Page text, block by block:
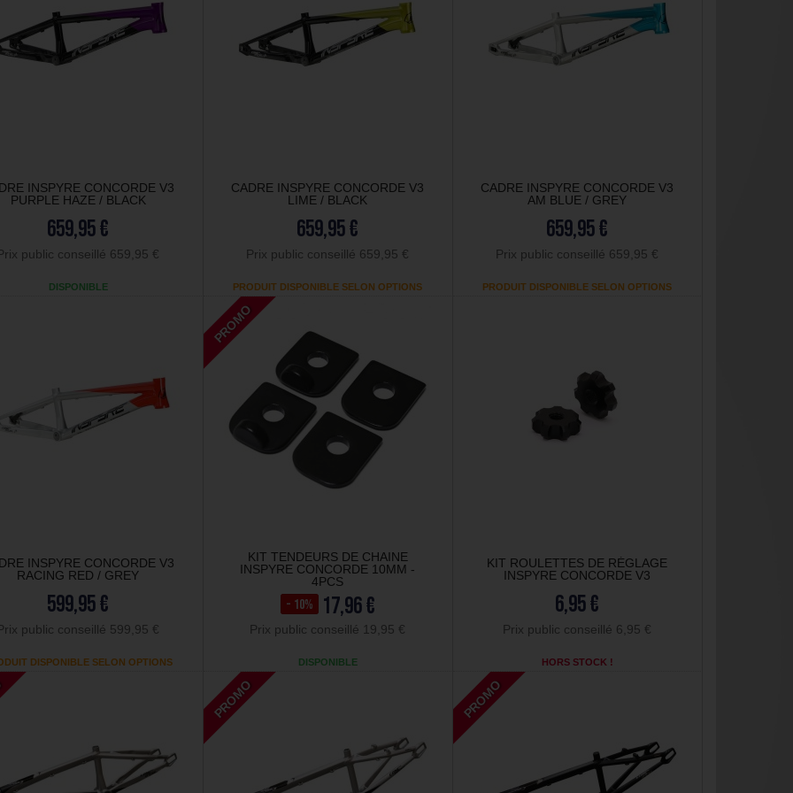
INSPYRE CONCORDE V3
PURPLE HAZE / BLACK
659,95 €
public conseillé 659,95 €
DISPONIBLE
CADRE INSPYRE CONCORDE V3
LIME / BLACK
659,95 €
Prix public conseillé 659,95 €
PRODUIT DISPONIBLE SELON OPTIONS
CADRE INSPYRE CONCORDE V3
AM BLUE / GREY
659,95 €
Prix public conseillé 659,95 €
PRODUIT DISPONIBLE SELON OPTIONS
INSPYRE CONCORDE V3
RACING RED / GREY
599,95 €
public conseillé 599,95 €
DISPONIBLE SELON OPTIONS
PROMO
KIT TENDEURS DE CHAINE
INSPYRE CONCORDE 10MM -
4PCS
- 10% 17,96 €
Prix public conseillé 19,95 €
DISPONIBLE
KIT ROULETTES DE RÉGLAGE
INSPYRE CONCORDE V3
6,95 €
Prix public conseillé 6,95 €
HORS STOCK !
PROMO PROMO